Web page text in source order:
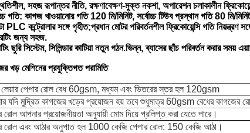
সহজ রূপান্তর নীতি, রক্ষণাবেক্ষণ-মুক্ত নকশা, অপারেশন চলাকালীন
গতি: কাগজ খাওয়ানোর গতি 120 মি/মিনিট, সর্বোচ্চ টিউব প্রস্থান গতি 80 মি/
PLC কন্ট্রোলার সঙ্গে গৃহীত;প্রধান মোটর পরিবর্তনশীল ফ্রিকোয়েন্সি গতি নিয়ন্ত্রণ
জন্য সহজ.
ছুরি সিস্টেম, সিলিন্ডার কাটিয়া নতুন গঠন.ভিন্ন, ব্যাসের ছাঁচ পরিবর্তন করার সময়
খড় মেশিনের প্রযুক্তিগত পরামিতি
লেয়ার পেপার রোল বেধ 60gsm, মধ্যম এবং ভিতরের স্তর হল 120gsm
যদি মুদ্রিত কাগজের খড়ের প্রয়োজন হয় তবে শুধুমাত্র 60gsm বেধের কাগজের
রোল আপনার প্রয়োজনীয়তা অনুযায়ী মোম দিয়ে প্রলিপ্ত করা যেতে পারে।
রোল এবং আঠার অনুপাত হল 1000 কেজি পেপার রোল: 150 কেজি আঠা।